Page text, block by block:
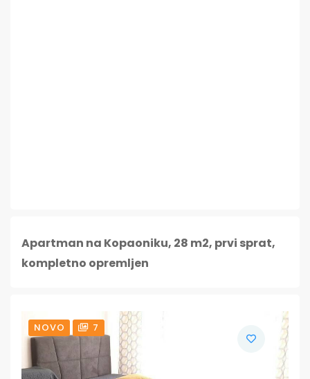
Apartman na Kopaoniku, 28 m2, prvi sprat,
kompletno opremljen
NOVO 7